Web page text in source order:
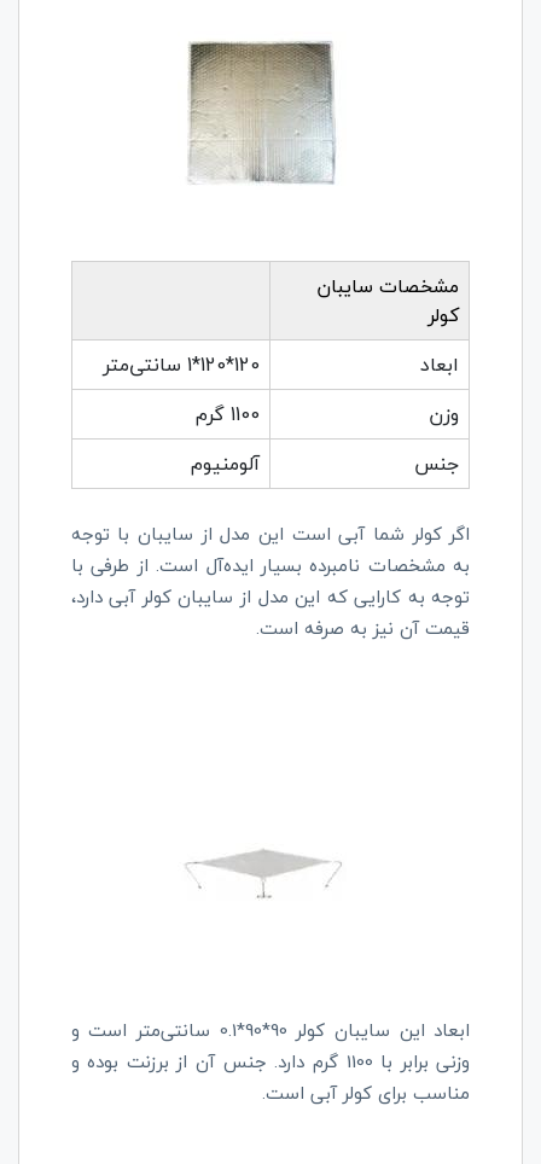
مشخصات سایبان
کولر
ابعاد
120*120*1 سانتی‌متر
وزن
1100 گرم
جنس
آلومنیوم
اگر کولر شما آبی است این مدل از سایبان با توجه
به مشخصات نامبرده بسیار ایده‌آل است. از طرفی با
توجه به کارایی که این مدل از سایبان کولر آبی دارد،
قیمت آن نیز به صرفه است.
ابعاد این سایبان کولر 90*90*0.1 سانتی‌متر است و
وزنی برابر با 1100 گرم دارد. جنس آن از برزنت بوده و
مناسب برای کولر آبی است.